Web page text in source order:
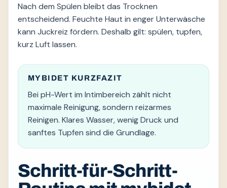
Nach dem Spülen bleibt das Trocknen
entscheidend. Feuchte Haut in enger Unterwäsche
kann Juckreiz fördern. Deshalb gilt: spülen, tupfen,
kurz Luft lassen.
MYBIDET KURZFAZIT
Bei pH-Wert im Intimbereich zählt nicht
maximale Reinigung, sondern reizarmes
Reinigen. Klares Wasser, wenig Druck und
sanftes Tupfen sind die Grundlage.
Schritt-für-Schritt-